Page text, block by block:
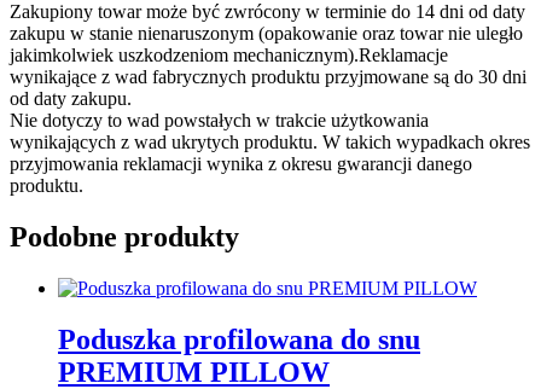
Zakupiony towar może być zwrócony w terminie do 14 dni od daty
zakupu w stanie nienaruszonym (opakowanie oraz towar nie uległo
jakimkolwiek uszkodzeniom mechanicznym).Reklamacje
wynikające z wad fabrycznych produktu przyjmowane są do 30 dni
od daty zakupu.
Nie dotyczy to wad powstałych w trakcie użytkowania
wynikających z wad ukrytych produktu. W takich wypadkach okres
przyjmowania reklamacji wynika z okresu gwarancji danego
produktu.
Podobne produkty
Poduszka profilowana do snu
PREMIUM PILLOW